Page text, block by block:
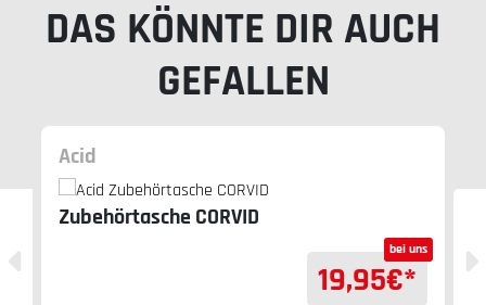
DAS KÖNNTE DIR AUCH
GEFALLEN
Acid
Zubehörtasche CORVID
bei uns
19,95€*